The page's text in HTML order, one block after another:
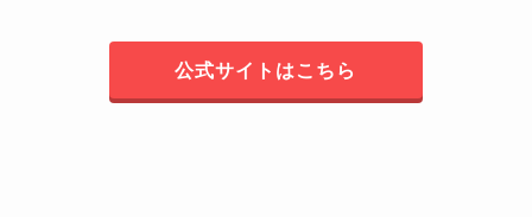
公式サイトはこちら